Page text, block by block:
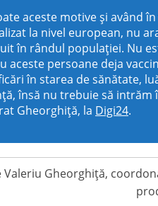
aceste motive și având
la nivel european, nu
în rândul populației. Nu
aceste persoane deja
în starea de sănătate,
însă nu trebuie să intrăm
Gheorghiță, la Digi24.